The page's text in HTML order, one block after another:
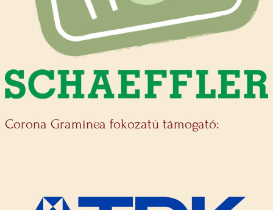
Corona Graminea fokozatú támogató: